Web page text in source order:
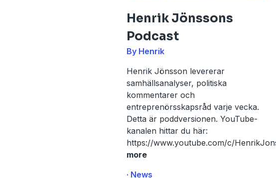
Henrik Jönssons
Podcast
By Henrik
Henrik Jönsson levererar
samhällsanalyser, politiska
kommentarer och
entreprenörsskapsråd varje vecka.
Detta är poddversionen. YouTube-
kanalen hittar du här:
https://www.youtube.com/c/
more
· News